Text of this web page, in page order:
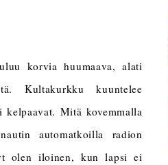
korvia huumaava, alati
Kultakurkku kuuntelee
Mitä kovemmalla
automatkoilla radion
olen iloinen, kun lapsi ei